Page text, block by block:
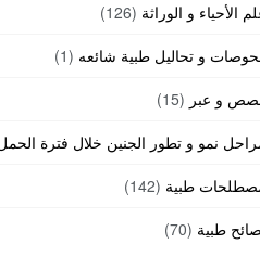
الأحياء و الوراثة (126)
و تحاليل طبية شائعه (1)
و عبر (15)
نمو و تطور الجنين خلال فترة
طبية (142)
طبية (70)